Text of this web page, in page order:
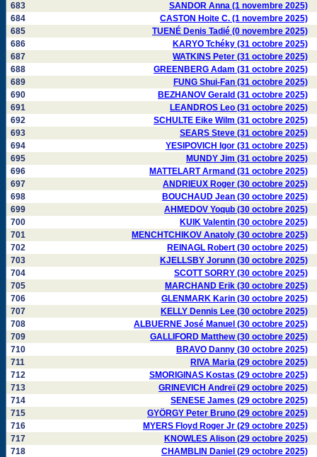
683
SANDOR Anna (1 novembre 2025)
684
CASTON Hoite C. (1 novembre 2025)
685
TUENÉ Denis Tadié (0 novembre 2025)
686
KARYO Tchéky (31 octobre 2025)
687
WATKINS Peter (31 octobre 2025)
688
GREENBERG Adam (31 octobre 2025)
689
FUNG Shui-Fan (31 octobre 2025)
690
BEZHANOV Gerald (31 octobre 2025)
691
LEANDROS Leo (31 octobre 2025)
692
SCHULTE Eike Wilm (31 octobre 2025)
693
SEARS Steve (31 octobre 2025)
694
YESIPOVICH Igor (31 octobre 2025)
695
MUNDY Jim (31 octobre 2025)
696
MATTELART Armand (31 octobre 2025)
697
ANDRIEUX Roger (30 octobre 2025)
698
BOUCHAUD Jean (30 octobre 2025)
699
AHMEDOV Yoqub (30 octobre 2025)
700
KUIK Valentin (30 octobre 2025)
701
MENCHTCHIKOV Anatoly (30 octobre 2025)
702
REINAGL Robert (30 octobre 2025)
703
KJELLSBY Jorunn (30 octobre 2025)
704
SCOTT SORRY (30 octobre 2025)
705
MARCHAND Erik (30 octobre 2025)
706
GLENMARK Karin (30 octobre 2025)
707
KELLY Dennis Lee (30 octobre 2025)
708
ALBUERNE José Manuel (30 octobre 2025)
709
GALLIFORD Matthew (30 octobre 2025)
710
BRAVO Danny (30 octobre 2025)
711
RIVA Maria (29 octobre 2025)
712
SMORIGINAS Kostas (29 octobre 2025)
713
GRINEVICH Andreï (29 octobre 2025)
714
SENESE James (29 octobre 2025)
715
GYÖRGY Peter Bruno (29 octobre 2025)
716
MYERS Floyd Roger Jr (29 octobre 2025)
717
KNOWLES Alison (29 octobre 2025)
718
CHAMBLIN Daniel (29 octobre 2025)